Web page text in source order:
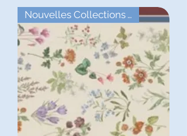
Nouvelles Collections Automne